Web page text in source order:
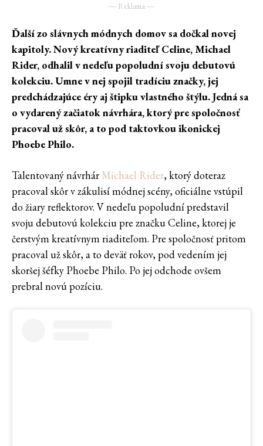
― Reklama ―
Ďalší zo slávnych módnych domov sa dočkal novej
kapitoly. Nový kreatívny riaditeľ Celine, Michael
Rider, odhalil v nedeľu popoludní svoju debutovú
kolekciu. Umne v nej spojil tradíciu značky, jej
predchádzajúce éry aj štipku vlastného štýlu. Jedná sa
o vydarený začiatok návrhára, ktorý pre spoločnosť
pracoval už skôr, a to pod taktovkou ikonickej
Phoebe Philo.
Talentovaný návrhárMichael Rider, ktorý doteraz
pracoval skôr v zákulisí módnej scény, oficiálne vstúpil
do žiary reflektorov. V nedeľu popoludní predstavil
svoju debutovú kolekciu pre značku Celine, ktorej je
čerstvým kreatívnym riaditeľom. Pre spoločnosť pritom
pracoval už skôr, a to deväť rokov, pod vedením jej
skoršej šéfky Phoebe Philo. Po jej odchode ovšem
prebral novú pozíciu.